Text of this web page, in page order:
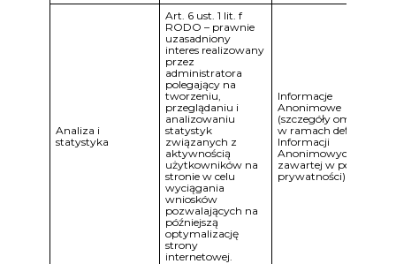
Analiza i
statystyka
Art. 6 ust. 1 lit. f
RODO – prawnie
uzasadniony
interes realizowany
przez
administratora
polegający na
tworzeniu,
przeglądaniu i
analizowaniu
statystyk
związanych z
aktywnością
użytkowników na
stronie w celu
wyciągania
wniosków
pozwalających na
późniejszą
optymalizację
strony
internetowej.
Informacje
Anonimowe
(szczegóły omówione
w ramach definicji
Informacji
Anonimowych
zawartej w polityce
prywatności)